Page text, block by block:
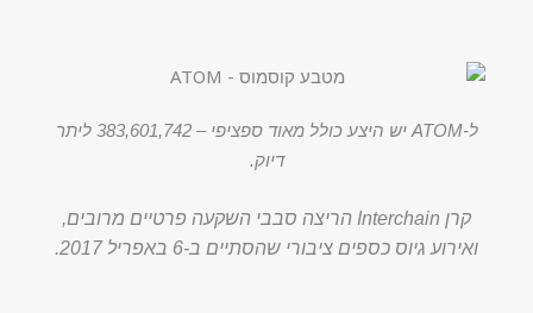
ל-ATOM יש היצע כולל מאוד ספציפי – 383,601,742 ליתר
דיוק.
קרן Interchain הריצה סבבי השקעה פרטיים מרובים,
ואירוע גיוס כספים ציבורי שהסתיים ב-6 באפריל 2017.